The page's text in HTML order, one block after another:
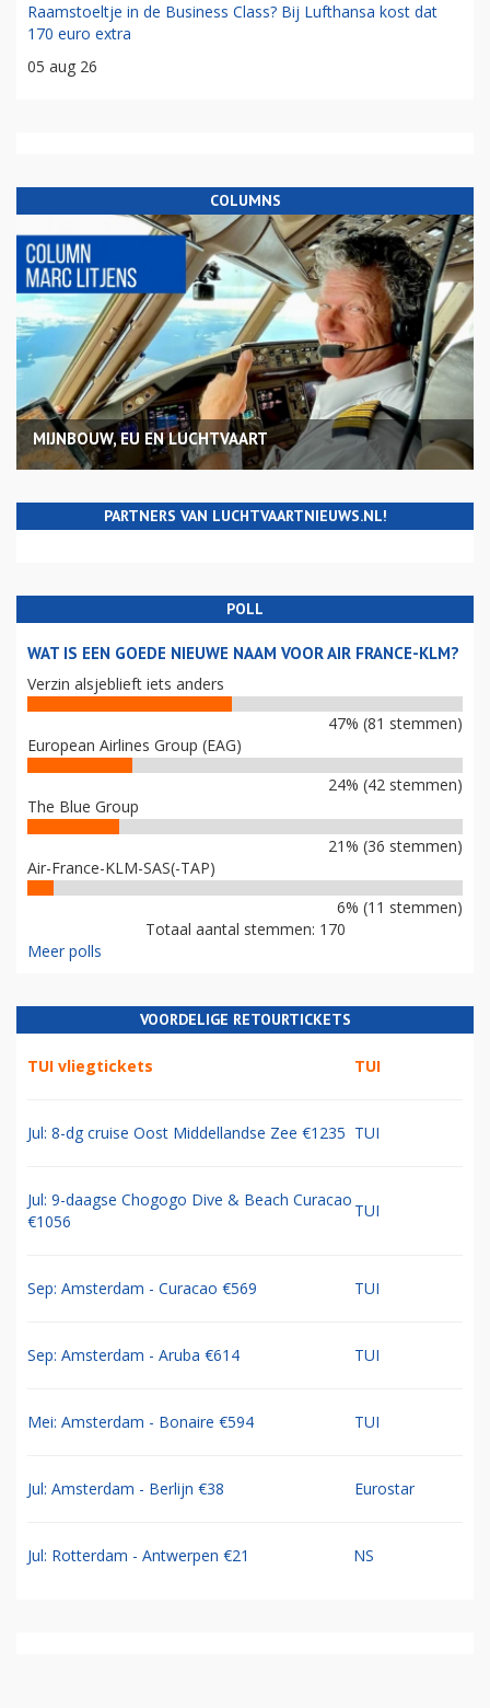
Raamstoeltje in de Business Class? Bij Lufthansa kost dat
170 euro extra
05 aug 26
COLUMNS
MIJNBOUW, EU EN LUCHTVAART
PARTNERS VAN LUCHTVAARTNIEUWS.NL!
POLL
WAT IS EEN GOEDE NIEUWE NAAM VOOR AIR FRANCE-KLM?
Verzin alsjeblieft iets anders
47% (81 stemmen)
European Airlines Group (EAG)
24% (42 stemmen)
The Blue Group
21% (36 stemmen)
Air-France-KLM-SAS(-TAP)
6% (11 stemmen)
Totaal aantal stemmen: 170
Meer polls
VOORDELIGE RETOURTICKETS
TUI vliegtickets TUI
Jul: 8-dg cruise Oost Middellandse Zee €1235 TUI
Jul: 9-daagse Chogogo Dive & Beach Curacao
€1056
TUI
Sep: Amsterdam - Curacao €569 TUI
Sep: Amsterdam - Aruba €614 TUI
Mei: Amsterdam - Bonaire €594 TUI
Jul: Amsterdam - Berlijn €38 Eurostar
Jul: Rotterdam - Antwerpen €21 NS